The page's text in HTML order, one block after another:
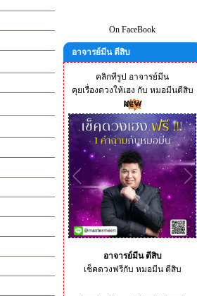
On FaceBook
อาจารย์มีน ตีสิบ
คลิกทีรูป อาจารย์มีน
คุยเรื่องดวงให้เฮง กับ หมอมีนตีสิบ
อาจารย์มีน ตีสิบ
เช็คดวงฟรีกับ หมอมีน ตีสิบ